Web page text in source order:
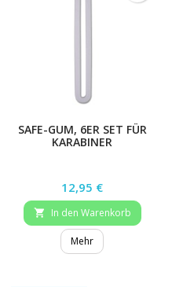
SAFE-GUM, 6ER SET FÜR
KARABINER
Preis
12,95 €
 In den Warenkorb
Mehr